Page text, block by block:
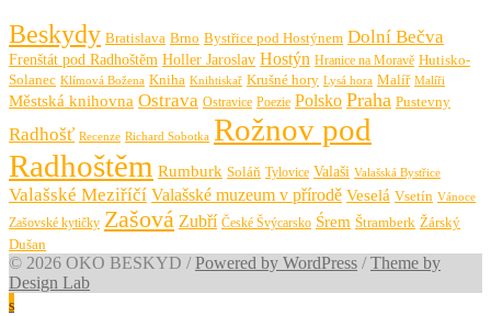
Beskydy Bratislava Brno Bystřice pod Hostýnem Dolní Bečva
Frenštát pod Radhoštěm Holler Jaroslav Hostýn Hranice na Moravě Hutisko-
Solanec Klímová Božena Kniha Knihtiskař Krušné hory Lysá hora Malíř Malíři
Městská knihovna Ostrava Ostravice Poezie Polsko Praha Pustevny
Radhošť Recenze Richard Sobotka Rožnov pod
Radhoštěm Rumburk Soláň Tylovice Valaši Valašská Bystřice
Valašské Meziříčí Valašské muzeum v přírodě Veselá Vsetín Vánoce
Zašovské kytičky Zašová Zubří České Švýcarsko Śrem Štramberk Žárský
Dušan
© 2026 OKO BESKYD / Powered by WordPress /Theme by
Design Lab